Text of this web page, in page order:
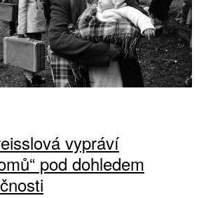
vypráví
pod dohledem